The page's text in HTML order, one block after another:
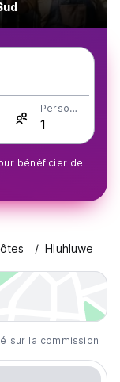
Personnes
bénéficier de
Hluhluwe
sur la commission